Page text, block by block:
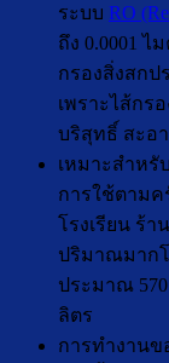
ระบบ RO
ถึง 0.0001 ไ
กรองสิ่งสกป
เพราะไส้กร
บริสุทธิ์ สะอ
เหมาะสำหรั
การใช้ตามค
โรงเรียน ร้
ปริมาณมาก
ประมาณ 570
ลิตร
การทำงานข